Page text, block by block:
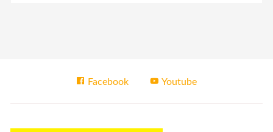
Facebook Youtube